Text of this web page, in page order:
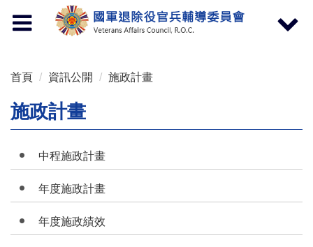
Toggle
navigation
Toggle
首頁 資訊公開 施政計畫
施政計畫
中程施政計畫
年度施政計畫
年度施政績效